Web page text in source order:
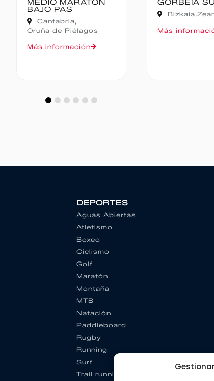
GORBEIA SUZIEN
Bizkaia,
Más información
FALDES
DEPORTES
Aguas Abiertas
Atletismo
Boxeo
Ciclismo
Golf
Maratón
Montaña
MTB
Natación
Paddleboard
Rugby
Running
Surf
Trail running